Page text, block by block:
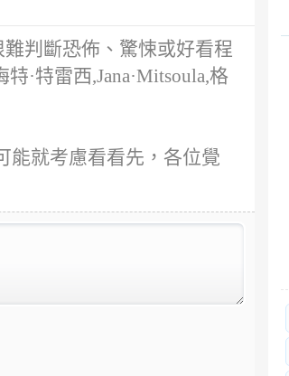
判斷恐佈、驚悚或好看程
·特雷西,Jana·Mitsoula,格
能就考慮看看先，各位覺